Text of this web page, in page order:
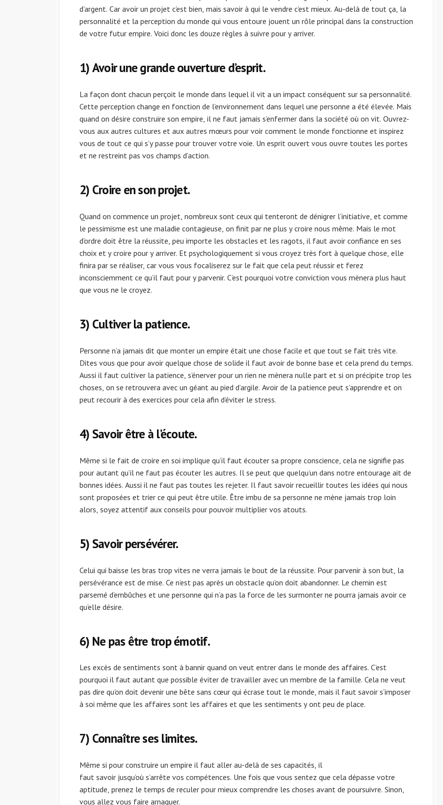
d’argent. Car avoir un projet c’est bien, mais savoir à qui le vendre c’est mieux. Au-delà de tout ça, la
personnalité et la perception du monde qui vous entoure jouent un rôle principal dans la construction
de votre futur empire. Voici donc les douze règles à suivre pour y arriver.
1) Avoir une grande ouverture d’esprit.
La façon dont chacun perçoit le monde dans lequel il vit a un impact conséquent sur sa personnalité.
Cette perception change en fonction de l’environnement dans lequel une personne a été élevée. Mais
quand on désire construire son empire, il ne faut jamais s’enfermer dans la société où on vit. Ouvrez-
vous aux autres cultures et aux autres mœurs pour voir comment le monde fonctionne et inspirez
vous de tout ce qui s’y passe pour trouver votre voie. Un esprit ouvert vous ouvre toutes les portes
et ne restreint pas vos champs d’action.
2) Croire en son projet.
Quand on commence un projet, nombreux sont ceux qui tenteront de dénigrer l’initiative, et comme
le pessimisme est une maladie contagieuse, on finit par ne plus y croire nous même. Mais le mot
d’ordre doit être la réussite, peu importe les obstacles et les ragots, il faut avoir confiance en ses
choix et y croire pour y arriver. Et psychologiquement si vous croyez très fort à quelque chose, elle
finira par se réaliser, car vous vous focaliserez sur le fait que cela peut réussir et ferez
inconsciemment ce qu’il faut pour y parvenir. C’est pourquoi votre conviction vous mènera plus haut
que vous ne le croyez.
3) Cultiver la patience.
Personne n’a jamais dit que monter un empire était une chose facile et que tout se fait très vite.
Dites vous que pour avoir quelque chose de solide il faut avoir de bonne base et cela prend du temps.
Aussi il faut cultiver la patience, s’énerver pour un rien ne mènera nulle part et si on précipite trop les
choses, on se retrouvera avec un géant au pied d’argile. Avoir de la patience peut s’apprendre et on
peut recourir à des exercices pour cela afin d’éviter le stress.
4) Savoir être à l’écoute.
Même si le fait de croire en soi implique qu’il faut écouter sa propre conscience, cela ne signifie pas
pour autant qu’il ne faut pas écouter les autres. Il se peut que quelqu’un dans notre entourage ait de
bonnes idées. Aussi il ne faut pas toutes les rejeter. Il faut savoir recueillir toutes les idées qui nous
sont proposées et trier ce qui peut être utile. Être imbu de sa personne ne mène jamais trop loin
alors, soyez attentif aux conseils pour pouvoir multiplier vos atouts.
5) Savoir persévérer.
Celui qui baisse les bras trop vites ne verra jamais le bout de la réussite. Pour parvenir à son but, la
persévérance est de mise. Ce n’est pas après un obstacle qu’on doit abandonner. Le chemin est
parsemé d’embûches et une personne qui n’a pas la force de les surmonter ne pourra jamais avoir ce
qu’elle désire.
6) Ne pas être trop émotif.
Les excès de sentiments sont à bannir quand on veut entrer dans le monde des affaires. C’est
pourquoi il faut autant que possible éviter de travailler avec un membre de la famille. Cela ne veut
pas dire qu’on doit devenir une bête sans cœur qui écrase tout le monde, mais il faut savoir s’imposer
à soi même que les affaires sont les affaires et que les sentiments y ont peu de place.
7) Connaître ses limites.
Même si pour construire un empire il faut aller au-delà de ses capacités, il
faut savoir jusqu’où s’arrête vos compétences. Une fois que vous sentez que cela dépasse votre
aptitude, prenez le temps de reculer pour mieux comprendre les choses avant de poursuivre. Sinon,
vous allez vous faire arnaquer.